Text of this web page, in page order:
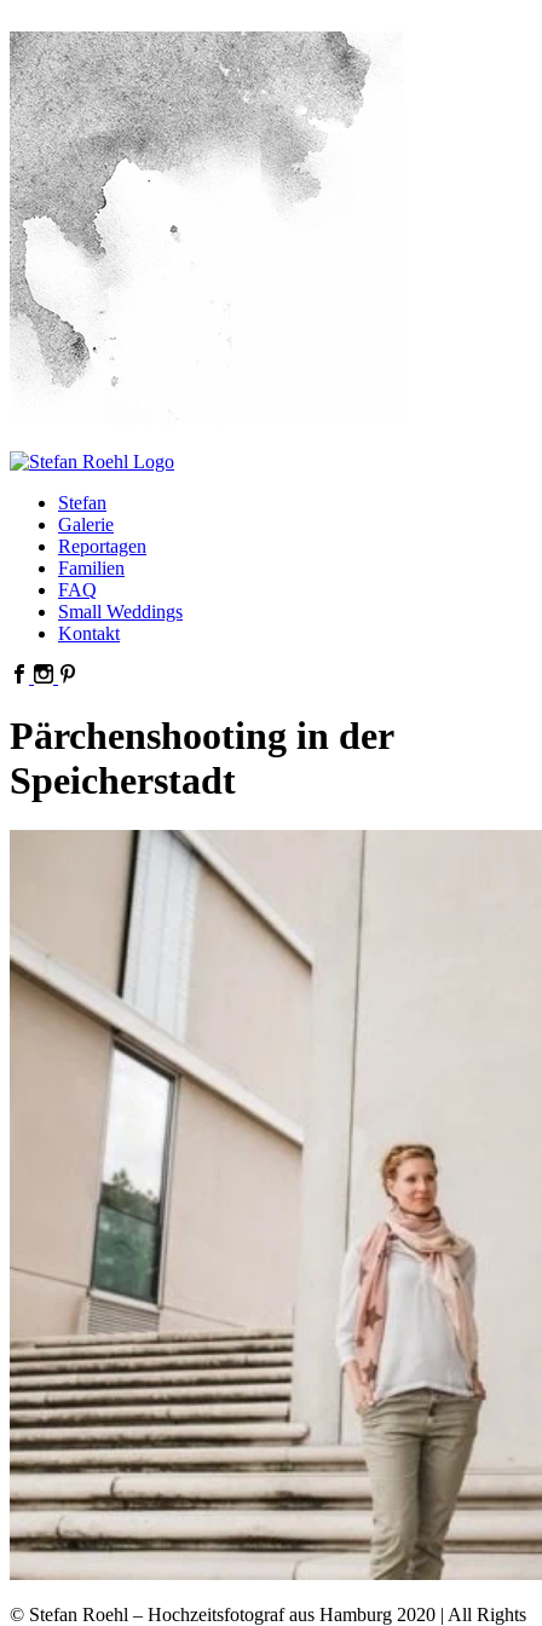
Stefan
Galerie
Reportagen
Familien
FAQ
Small Weddings
Kontakt
Pärchenshooting in der
Speicherstadt
© Stefan Roehl – Hochzeitsfotograf aus Hamburg 2020 | All Rights